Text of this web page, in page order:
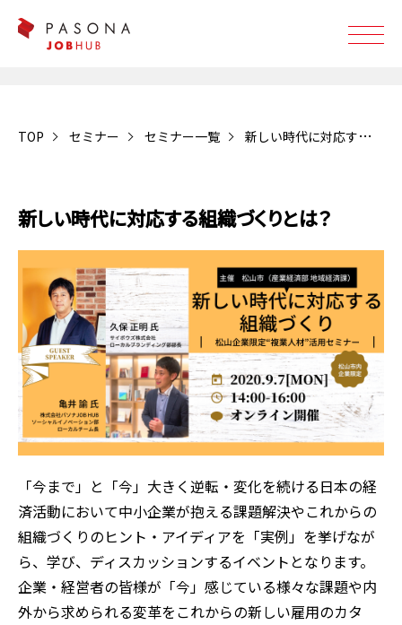
TOP セミナー セミナー一覧 新しい時代に対応する組織づくりとは？
新しい時代に対応する組織づくりとは？
「今まで」と「今」大きく逆転・変化を続ける日本の経
済活動において中小企業が抱える課題解決やこれからの
組織づくりのヒント・アイディアを「実例」を挙げなが
ら、学び、ディスカッションするイベントとなります。
企業・経営者の皆様が「今」感じている様々な課題や内
外から求められる変革をこれからの新しい雇用のカタ